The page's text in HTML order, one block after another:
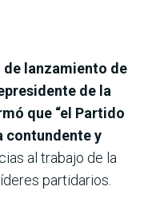
de lanzamiento de
de la
que “el Partido
contundente y
al trabajo de la
partidarios.